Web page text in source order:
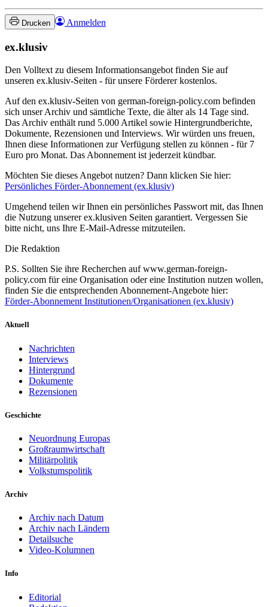
Drucken Anmelden
ex.klusiv
Den Volltext zu diesem Informationsangebot finden Sie auf
unseren ex.klusiv-Seiten - für unsere Förderer kostenlos.
Auf den ex.klusiv-Seiten von german-foreign-policy.com befinden
sich unser Archiv und sämtliche Texte, die älter als 14 Tage sind.
Das Archiv enthält rund 5.000 Artikel sowie Hintergrundberichte,
Dokumente, Rezensionen und Interviews. Wir würden uns freuen,
Ihnen diese Informationen zur Verfügung stellen zu können - für 7
Euro pro Monat. Das Abonnement ist jederzeit kündbar.
Möchten Sie dieses Angebot nutzen? Dann klicken Sie hier:
Persönliches Förder-Abonnement (ex.klusiv)
Umgehend teilen wir Ihnen ein persönliches Passwort mit, das Ihnen
die Nutzung unserer ex.klusiven Seiten garantiert. Vergessen Sie
bitte nicht, uns Ihre E-Mail-Adresse mitzuteilen.
Die Redaktion
P.S. Sollten Sie ihre Recherchen auf www.german-foreign-
policy.com für eine Organisation oder eine Institution nutzen wollen,
finden Sie die entsprechenden Abonnement-Angebote hier:
Förder-Abonnement Institutionen/Organisationen (ex.klusiv)
Aktuell
Nachrichten
Interviews
Hintergrund
Dokumente
Rezensionen
Geschichte
Neuordnung Europas
Großraumwirtschaft
Militärpolitik
Volkstumspolitik
Archiv
Archiv nach Datum
Archiv nach Ländern
Detailsuche
Video-Kolumnen
Info
Editorial